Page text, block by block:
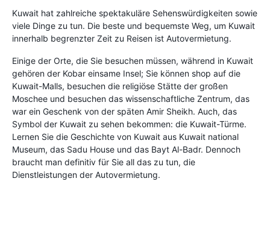
Kuwait hat zahlreiche spektakuläre Sehenswürdigkeiten sowie
viele Dinge zu tun. Die beste und bequemste Weg, um Kuwait
innerhalb begrenzter Zeit zu Reisen ist Autovermietung.
Einige der Orte, die Sie besuchen müssen, während in Kuwait
gehören der Kobar einsame Insel; Sie können shop auf die
Kuwait-Malls, besuchen die religiöse Stätte der großen
Moschee und besuchen das wissenschaftliche Zentrum, das
war ein Geschenk von der späten Amir Sheikh. Auch, das
Symbol der Kuwait zu sehen bekommen: die Kuwait-Türme.
Lernen Sie die Geschichte von Kuwait aus Kuwait national
Museum, das Sadu House und das Bayt Al-Badr. Dennoch
braucht man definitiv für Sie all das zu tun, die
Dienstleistungen der Autovermietung.